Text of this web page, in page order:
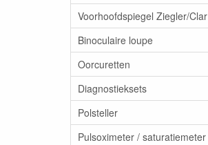
Voorhoofdspiegel Ziegler/Clar
Binoculaire loupe
Oorcuretten
Diagnostieksets
Polsteller
Pulsoximeter / saturatiemeter